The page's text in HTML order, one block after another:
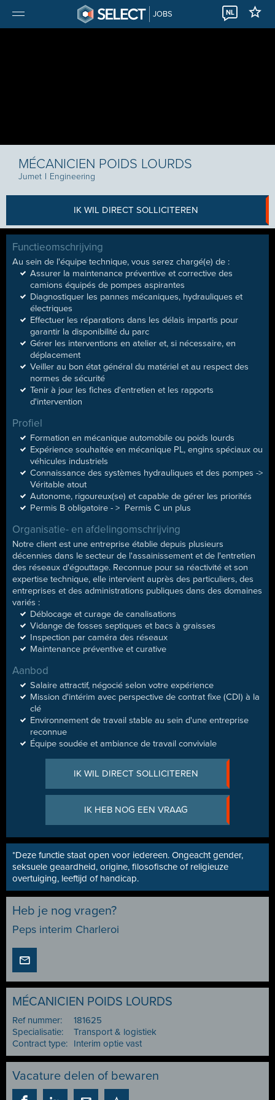
JOBS NL
MÉCANICIEN POIDS LOURDS
Jumet I Engineering
IK WIL DIRECT SOLLICITEREN
Functieomschrijving
Au sein de l'équipe technique, vous serez chargé(e) de :
Assurer la maintenance préventive et corrective des
camions équipés de pompes aspirantes
Diagnostiquer les pannes mécaniques, hydrauliques et
électriques
Effectuer les réparations dans les délais impartis pour
garantir la disponibilité du parc
Gérer les interventions en atelier et, si nécessaire, en
déplacement
Veiller au bon état général du matériel et au respect des
normes de sécurité
Tenir à jour les fiches d'entretien et les rapports
d'intervention
Profiel
Formation en mécanique automobile ou poids lourds
Expérience souhaitée en mécanique PL, engins spéciaux ou
véhicules industriels
Connaissance des systèmes hydrauliques et des pompes ->
Véritable atout
Autonome, rigoureux(se) et capable de gérer les priorités
Permis B obligatoire - > Permis C un plus
Organisatie- en afdelingomschrijving
Notre client est une entreprise établie depuis plusieurs
décennies dans le secteur de l'assainissement et de l'entretien
des réseaux d'égouttage. Reconnue pour sa réactivité et son
expertise technique, elle intervient auprès des particuliers, des
entreprises et des administrations publiques dans des domaines
variés :
Déblocage et curage de canalisations
Vidange de fosses septiques et bacs à graisses
Inspection par caméra des réseaux
Maintenance préventive et curative
Aanbod
Salaire attractif, négocié selon votre expérience
Mission d'intérim avec perspective de contrat fixe (CDI) à la
clé
Environnement de travail stable au sein d'une entreprise
reconnue
Équipe soudée et ambiance de travail conviviale
IK WIL DIRECT SOLLICITEREN
IK HEB NOG EEN VRAAG
*Deze functie staat open voor iedereen. Ongeacht gender,
seksuele geaardheid, origine, filosofische of religieuze
overtuiging, leeftijd of handicap.
Heb je nog vragen?
Peps interim Charleroi
MÉCANICIEN POIDS LOURDS
Ref nummer:
181625
Specialisatie:
Transport & logistiek
Contract type:
Interim optie vast
Vacature delen of bewaren